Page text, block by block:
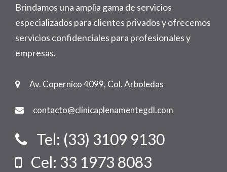
Brindamos una amplia gama de servicios
especializados para clientes privados y ofrecemos
servicios confidenciales para profesionales y
empresas.
Av. Copernico 4099, Col. Arboledas
contacto@clinicaplenamentegdl.com
Tel: (33) 3109 9130
Cel: 33 1973 8083